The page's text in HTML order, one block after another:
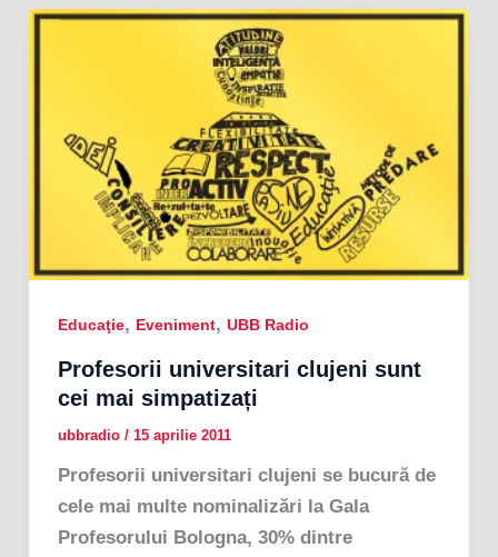
Educaţie, Eveniment, UBB Radio
Profesorii universitari clujeni sunt
cei mai simpatizați
ubbradio / 15 aprilie 2011
Profesorii universitari clujeni se bucură de
cele mai multe nominalizări la Gala
Profesorului Bologna, 30% dintre